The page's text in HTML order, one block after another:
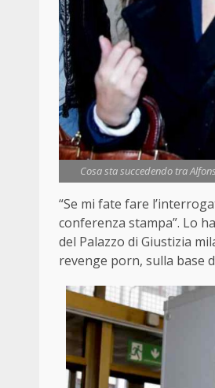
Cosa sta succedendo tra
“Se mi fate fare
conferenza stampa”. Lo
del Palazzo di Giustizia
revenge porn, sulla base